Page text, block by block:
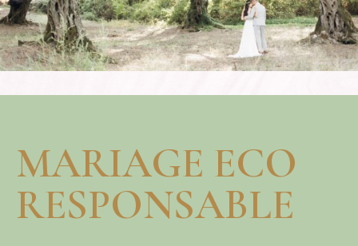
MARIAGE ECO
RESPONSABLE